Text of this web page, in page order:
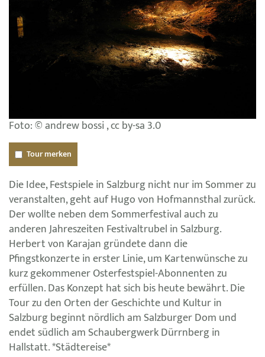
Foto: © andrew bossi , cc by-sa 3.0
Tour merken
Die Idee, Festspiele in Salzburg nicht nur im Sommer zu
veranstalten, geht auf Hugo von Hofmannsthal zurück.
Der wollte neben dem Sommerfestival auch zu
anderen Jahreszeiten Festivaltrubel in Salzburg.
Herbert von Karajan gründete dann die
Pfingstkonzerte in erster Linie, um Kartenwünsche zu
kurz gekommener Osterfestspiel-Abonnenten zu
erfüllen. Das Konzept hat sich bis heute bewährt. Die
Tour zu den Orten der Geschichte und Kultur in
Salzburg beginnt nördlich am Salzburger Dom und
endet südlich am Schaubergwerk Dürrnberg in
Hallstatt. *Städtereise*